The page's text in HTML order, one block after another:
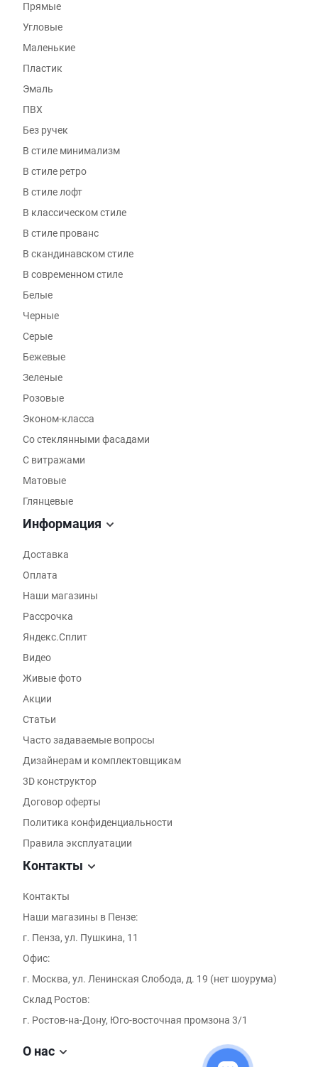
Прямые
Угловые
Маленькие
Пластик
Эмаль
ПВХ
Без ручек
В стиле минимализм
В стиле ретро
В стиле лофт
В классическом стиле
В стиле прованс
В скандинавском стиле
В современном стиле
Белые
Черные
Серые
Бежевые
Зеленые
Розовые
Эконом-класса
Со стеклянными фасадами
С витражами
Матовые
Глянцевые
Информация
Доставка
Оплата
Наши магазины
Рассрочка
Яндекс.Сплит
Видео
Живые фото
Акции
Статьи
Часто задаваемые вопросы
Дизайнерам и комплектовщикам
3D конструктор
Договор оферты
Политика конфиденциальности
Правила эксплуатации
Контакты
Контакты
Наши магазины в Пензе:
г. Пенза, ул. Пушкина, 11
Офис:
г. Москва, ул. Ленинская Слобода, д. 19 (нет шоурума)
Склад Ростов:
г. Ростов-на-Дону, Юго-восточная промзона 3/1
О нас